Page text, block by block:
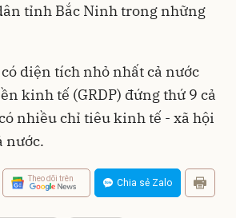
tỉnh Bắc Ninh trong những
diện tích nhỏ nhất cả nước
kinh tế (GRDP) đứng thứ 9 cả
nhiều chỉ tiêu kinh tế - xã hội
nước.
Theo dõi trên Chia sẻ Zalo